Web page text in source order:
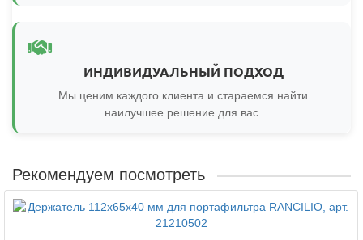
ИНДИВИДУАЛЬНЫЙ ПОДХОД
Мы ценим каждого клиента и стараемся найти
наилучшее решение для вас.
Рекомендуем посмотреть